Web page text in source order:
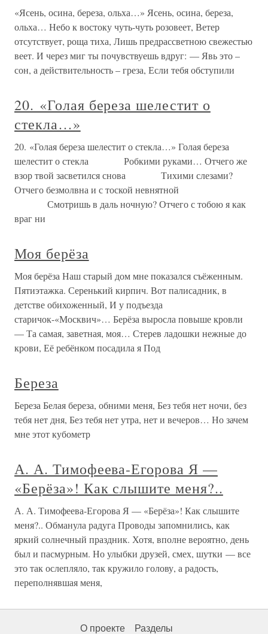
«Ясень, осина, береза, ольха…» Ясень, осина, береза,
ольха… Небо к востоку чуть-чуть розовеет, Ветер
отсутствует, роща тиха, Лишь предрассветною свежестью
веет. И через миг ты почувствуешь вдруг: — Явь это –
сон, а действительность – греза, Если тебя обступили
20. «Голая береза шелестит о
стекла…»
20. «Голая береза шелестит о стекла…» Голая береза
шелестит о стекла Робкими руками… Отчего же
взор твой засветился снова Тихими слезами?
Отчего безмолвна и с тоской невнятной
Смотришь в даль ночную? Отчего с тобою я как
враг ни
Моя берёза
Моя берёза Наш старый дом мне показался съёженным.
Пятиэтажка. Серенький кирпич. Вот палисадник, в
детстве обихоженный, И у подъезда
старичок-«Москвич»… Берёза выросла повыше кровли
— Та самая, заветная, моя… Стерев ладошки нежные до
крови, Её ребёнком посадила я Под
Береза
Береза Белая береза, обними меня, Без тебя нет ночи, без
тебя нет дня, Без тебя нет утра, нет и вечеров… Но зачем
мне этот кубометр
А. А. Тимофеева-Егорова Я —
«Берёза»! Как слышите меня?..
А. А. Тимофеева-Егорова Я — «Берёза»! Как слышите
меня?.. Обманула радуга Проводы запомнились, как
яркий солнечный праздник. Хотя, вполне вероятно, день
был и пасмурным. Но улыбки друзей, смех, шутки — все
это так ослепляло, так кружило голову, а радость,
переполнявшая меня,
О проекте Разделы